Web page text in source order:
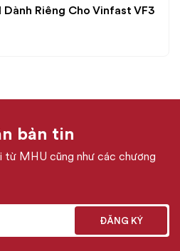
Riêng Cho Vinfast VF3
bản tin
MHU cũng như các chương